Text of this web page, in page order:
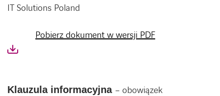
IT Solutions Poland
Pobierz dokument w wersji PDF
Klauzula informacyjna – obowiązek